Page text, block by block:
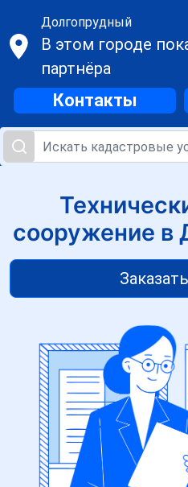
Долгопрудный
В этом городе
партнёра
Контакты
сооружение в